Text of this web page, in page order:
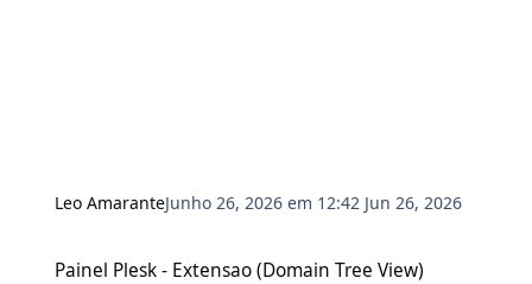
Leo AmaranteJunho 26, 2026 em 12:42 Jun 26, 2026
Painel Plesk - Extensao (Domain Tree View)